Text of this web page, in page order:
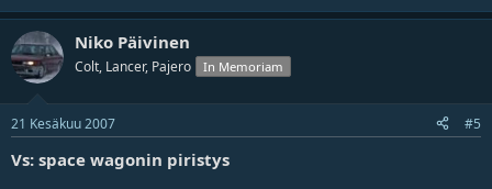
Niko Päivinen
Colt, Lancer, Pajero In Memoriam
21 Kesäkuu 2007 #5
Vs: space wagonin piristys